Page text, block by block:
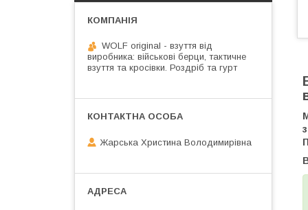
WOLF original - взуття від
виробника: військові берци, тактичне
взуття та кросівки. Роздріб та гурт
Жарська Христина Володимирівна